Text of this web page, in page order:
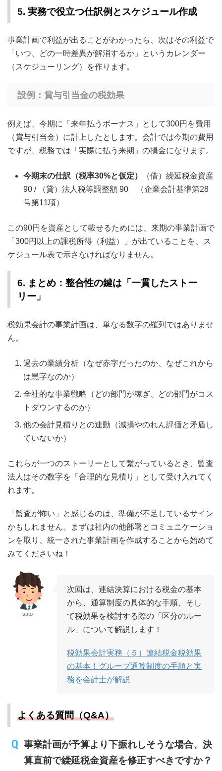
5. 実務で役立つ仕訳例とスケジュール作成
事業計画で利益が出ることがわかったら、次はその利益で
「いつ、どの一時差異が解消するか」というカレンダー
（スケジューリング）を作ります。
設例：賞与引当金の税効果
例えば、今期に「来年払うボーナス」として300円を費用
（賞与引当金）に計上したとします。会計では今期の費用
ですが、税務では「実際に払う来期」の損金になります。
今期末の仕訳（税率30%と仮定）
（借）繰延税金資産
90 / （貸）法人税等調整額 90 （企業会計基準第28
号第11項）
この90円を資産として載せるためには、来期の事業計画で
「300円以上の課税所得（利益）」が出ていることを、ス
ケジュール表で示さなければなりません。
6. まとめ：整合性の鍵は「一貫したストー
リー」
税効果会計の事業計画は、単なる数字の羅列ではありませ
ん。
過去の業績分析（なぜ赤字だったのか、なぜこれから
は黒字なのか）
全社的な事業戦略（どの部門が稼ぎ、どの部門がコス
トダウンするのか）
他の会計見積りとの連動（減損やのれん評価と矛盾し
ていないか）
これらが一つのストーリーとして繋がっているとき、監査
法人はその数字を「合理的な見積り」として受け入れてく
れます。
「監査が怖い」と感じるのは、準備が不足しているサイン
かもしれません。まずは社内の他部署とコミュニケーショ
ンを取り、統一された事業計画を作成することから始めて
みてくださいね！
sato
次回は、連結決算における税金の基本
から、通算制度の具体的な手順、そし
て税効果を検討する際の「区分のルー
ル」について解説します！
税効果会計実務（５）連結税金税効果
の基本！グループ通算制度の手順と実
務を会計士が解説
よくある質問（Q&A）
事業計画が予算より下振れしそうな場合、決
算直前で繰延税金資産を修正すべきですか？